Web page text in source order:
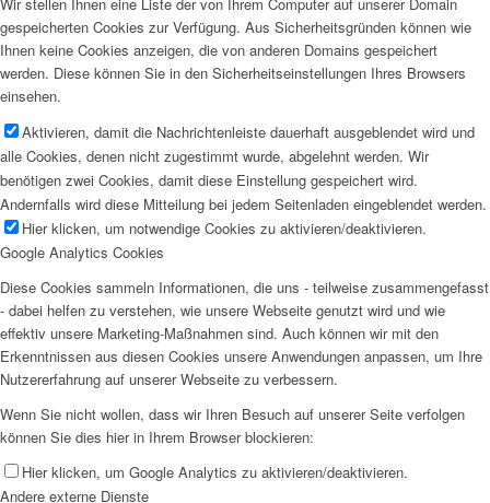
Wir stellen Ihnen eine Liste der von Ihrem Computer auf unserer Domain
gespeicherten Cookies zur Verfügung. Aus Sicherheitsgründen können wie
Ihnen keine Cookies anzeigen, die von anderen Domains gespeichert
werden. Diese können Sie in den Sicherheitseinstellungen Ihres Browsers
einsehen.
Aktivieren, damit die Nachrichtenleiste dauerhaft ausgeblendet wird und
alle Cookies, denen nicht zugestimmt wurde, abgelehnt werden. Wir
benötigen zwei Cookies, damit diese Einstellung gespeichert wird.
Andernfalls wird diese Mitteilung bei jedem Seitenladen eingeblendet werden.
Hier klicken, um notwendige Cookies zu aktivieren/deaktivieren.
Google Analytics Cookies
Diese Cookies sammeln Informationen, die uns - teilweise zusammengefasst
- dabei helfen zu verstehen, wie unsere Webseite genutzt wird und wie
effektiv unsere Marketing-Maßnahmen sind. Auch können wir mit den
Erkenntnissen aus diesen Cookies unsere Anwendungen anpassen, um Ihre
Nutzererfahrung auf unserer Webseite zu verbessern.
Wenn Sie nicht wollen, dass wir Ihren Besuch auf unserer Seite verfolgen
können Sie dies hier in Ihrem Browser blockieren:
Hier klicken, um Google Analytics zu aktivieren/deaktivieren.
Andere externe Dienste